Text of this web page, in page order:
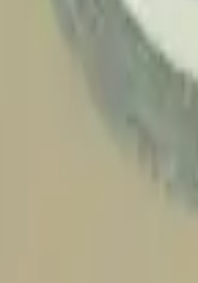
para asegurar barras LED de
mm -Blue Tape - BA151